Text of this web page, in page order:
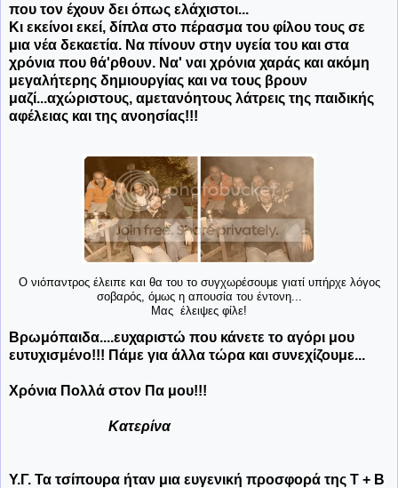
που τον έχουν δει όπως ελάχιστοι...
Κι εκείνοι εκεί, δίπλα στο πέρασμα του φίλου τους σε
μια νέα δεκαετία. Να πίνουν στην υγεία του και στα
χρόνια που θά'ρθουν. Να' ναι χρόνια χαράς και ακόμη
μεγαλήτερης δημιουργίας και να τους βρουν
μαζί...αχώριστους, αμετανόητους λάτρεις της παιδικής
αφέλειας και της ανοησίας!!!
Ο νιόπαντρος έλειπε και θα του το συγχωρέσουμε γιατί υπήρχε λόγος
σοβαρός, όμως η απουσία του έντονη...
Μας έλειψες φίλε!
Βρωμόπαιδα....ευχαριστώ που κάνετε το αγόρι μου
ευτυχισμένο!!! Πάμε για άλλα τώρα και συνεχίζουμε...
Χρόνια Πολλά στον Πα μου!!!
Κατερίνα
Υ.Γ. Τα τσίπουρα ήταν μια ευγενική προσφορά της Τ + Β